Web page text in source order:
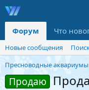
Форум Что
Новые сообщения
Пресноводные аквариумы
Продаю